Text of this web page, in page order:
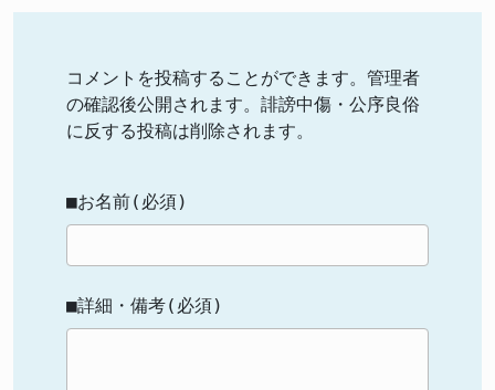
コメントを投稿することができます。管理者
の確認後公開されます。誹謗中傷・公序良俗
に反する投稿は削除されます。
■お名前(必須)
■詳細・備考(必須)